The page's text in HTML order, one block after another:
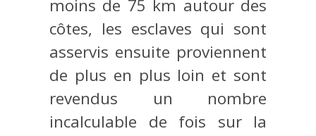
moins de 75 km autour des
côtes, les esclaves qui sont
asservis ensuite proviennent
de plus en plus loin et sont
revendus un nombre
incalculable de fois sur la